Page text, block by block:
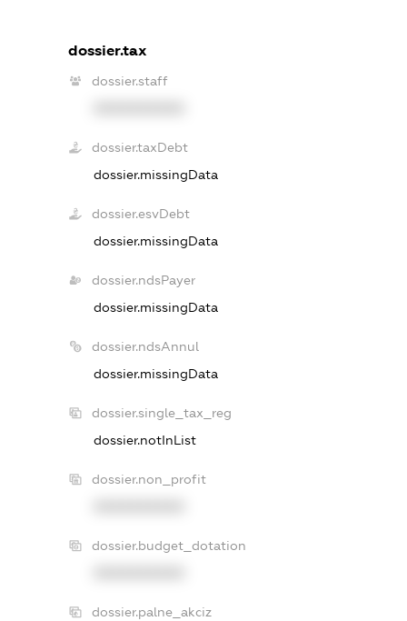
dossier.tax
dossier.staff
dossier.taxDebt
dossier.missingData
dossier.esvDebt
dossier.missingData
dossier.ndsPayer
dossier.missingData
dossier.ndsAnnul
dossier.missingData
dossier.single_tax_reg
dossier.notInList
dossier.non_profit
dossier.budget_dotation
dossier.palne_akciz